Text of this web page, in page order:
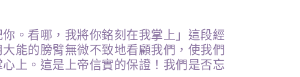
。看哪，我將你銘刻在我掌上」這段經
能的膀臂無微不致地看顧我們，使我們
上。這是上帝信實的保證！我們是否忘